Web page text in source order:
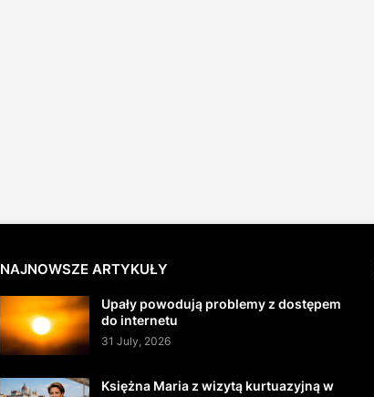
NAJNOWSZE ARTYKUŁY
Upały powodują problemy z dostępem
do internetu
31 July, 2026
Księżna Maria z wizytą kurtuazyjną w